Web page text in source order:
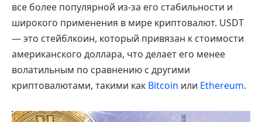
все более популярной из-за его стабильности и
широкого применения в мире криптовалют. USDT
— это стейблкоин, который привязан к стоимости
американского доллара, что делает его менее
волатильным по сравнению с другими
криптовалютами, такими как Bitcoin или Ethereum.